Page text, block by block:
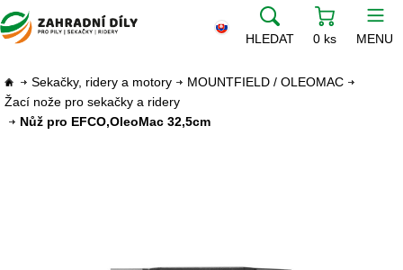
HLEDAT 0 ks MENU
Sekačky, ridery a motory
MOUNTFIELD / OLEOMAC
Žací nože pro sekačky a ridery
Nůž pro EFCO,OleoMac 32,5cm